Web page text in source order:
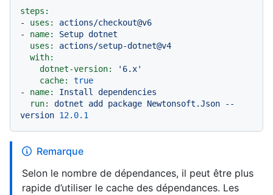
steps:
-
uses:
actions/checkout@v6
-
name: Setup dotnet
uses:
actions/setup-dotnet@v4
with:
dotnet-version:
'6.x'
cache:
true
-
name: Install dependencies
run:
dotnet add package Newtonsoft.Json
--
version 12.0.1
Remarque
Selon le nombre de dépendances, il peut être plus
rapide d’utiliser le cache des dépendances. Les